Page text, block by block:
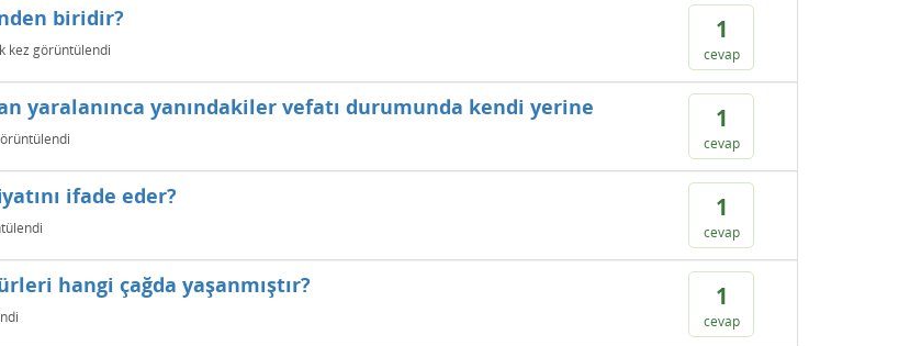
1
cevap
biridir?
kez görüntülendi
1
cevap
yaralanınca yanındakiler vefatı durumunda kendi yerine
1
cevap
ifade eder?
1
cevap
hangi çağda yaşanmıştır?